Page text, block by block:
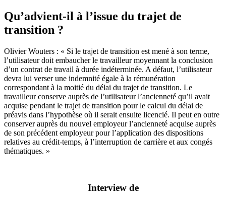
Qu’advient-il à l’issue du trajet de
transition ?
Olivier Wouters : « Si le trajet de transition est mené à son terme,
l’utilisateur doit embaucher le travailleur moyennant la conclusion
d’un contrat de travail à durée indéterminée. A défaut, l’utilisateur
devra lui verser une indemnité égale à la rémunération
correspondant à la moitié du délai du trajet de transition. Le
travailleur conserve auprès de l’utilisateur l’ancienneté qu’il avait
acquise pendant le trajet de transition pour le calcul du délai de
préavis dans l’hypothèse où il serait ensuite licencié. Il peut en outre
conserver auprès du nouvel employeur l’ancienneté acquise auprès
de son précédent employeur pour l’application des dispositions
relatives au crédit-temps, à l’interruption de carrière et aux congés
thématiques. »
Interview de